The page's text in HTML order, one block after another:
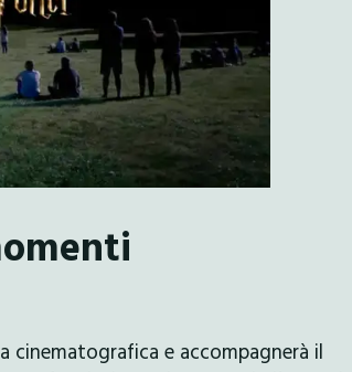
cinematografica e accompagnerà il